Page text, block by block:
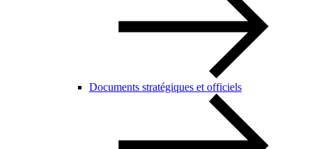
Documents stratégiques et officiels